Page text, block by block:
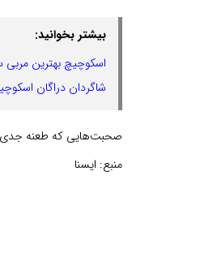
بیشتر بخوانید:
اسکوچیچ بهترین
شاگردان دراگان
صحبت‌هایی که طعنه جدی
منبع: ایسنا